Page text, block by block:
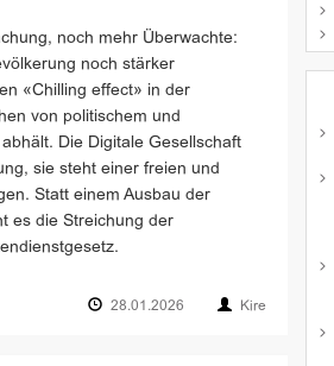
noch mehr Überwachte:
noch stärker
«Chilling effect» in der
von politischem und
Die Digitale Gesellschaft
sie steht einer freien und
Statt einem Ausbau der
es die Streichung der
28.01.2026 Kire